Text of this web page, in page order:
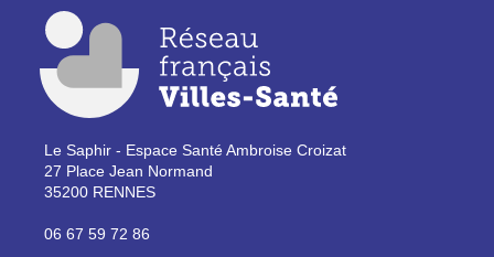
Le Saphir - Espace Santé Ambroise Croizat
27 Place Jean Normand
35200 RENNES
06 67 59 72 86